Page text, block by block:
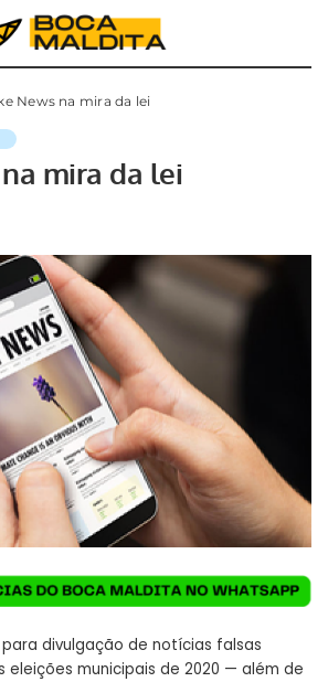
News na mira da lei
mira da lei
divulgação de notícias falsas
eleições municipais de 2020 — além de